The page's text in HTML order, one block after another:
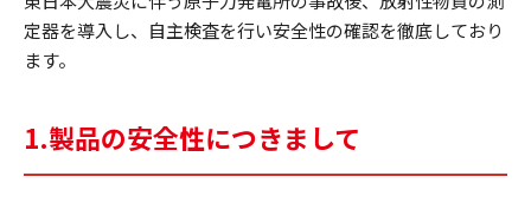
定器を導入し、自主検査を行い安全性の確認を徹底しており
ます。
1.製品の安全性につきまして